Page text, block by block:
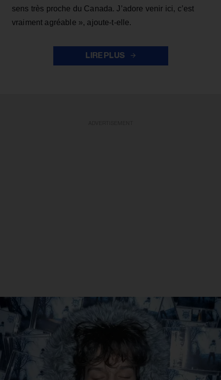
sens très proche du Canada. J’adore venir ici, c’est
vraiment agréable », ajoute-t-elle.
LIRE PLUS